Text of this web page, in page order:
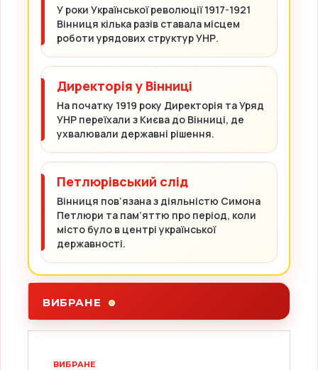
У роки Української революції 1917-1921
Вінниця кілька разів ставала місцем
роботи урядових структур УНР.
Директорія у Вінниці
На початку 1919 року Директорія та Уряд
УНР переїхали з Києва до Вінниці, де
ухвалювали державні рішення.
Петлюрівський слід
Вінниця пов’язана з діяльністю Симона
Петлюри та пам’яттю про період, коли
місто було в центрі української
державності.
ВИБРАНЕ
ВИБРАНЕ